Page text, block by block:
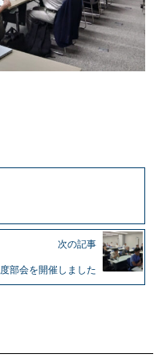
次の記事
部会を開催しました